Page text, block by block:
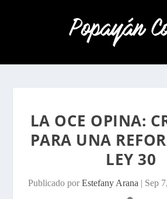
LA OCE OPINA:
PARA UNA
LEY 30
Publicado porEstefany Arana | Sep